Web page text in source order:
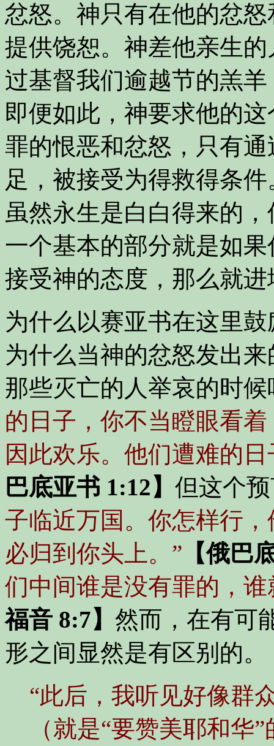
忿怒。神只有在他的忿
提供饶恕。神差他亲生
过基督我们逾越节的羔
即便如此，神要求他的
罪的恨恶和忿怒，只有
足，被接受为得救得条
虽然永生是白白得来的
一个基本的部分就是如
接受神的态度，那么就
为什么以赛亚书在这里
为什么当神的忿怒发出
那些灭亡的人举哀的时
的日子，你不当瞪眼看
因此欢乐。他们遭难的
巴底亚书 1:12】 但这个
子临近万国。你怎样行
必归到你头上。” 【俄巴
们中间谁是没有罪的，
福音 8:7】 然而，在有可
形之间显然是有区别的。
“此后，我听见好像群
（就是“要赞美耶和华